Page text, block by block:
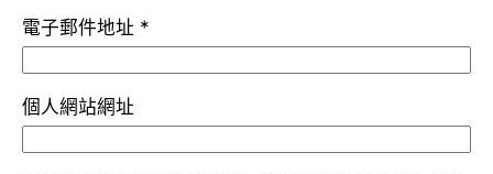
電子郵件地址 *
個人網站網址